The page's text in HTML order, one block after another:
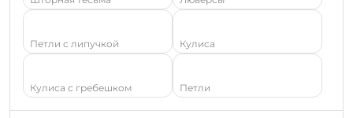
Петли с липучкой Кулиса
Кулиса с гребешком Петли